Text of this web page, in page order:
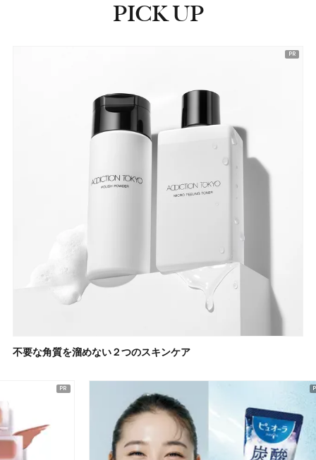
PICK UP
不要な角質を溜めない２つのスキンケア